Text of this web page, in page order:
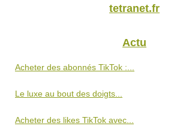
tetranet.fr
Actu
Acheter des abonnés TikTok :...
Le luxe au bout des doigts...
Acheter des likes TikTok avec...